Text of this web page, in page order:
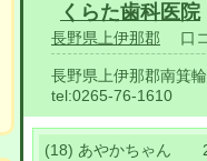
くらた歯科医院
長野県上伊那郡 口
長野県上伊那郡南箕
tel:0265-76-1610
(18) あやかちゃん